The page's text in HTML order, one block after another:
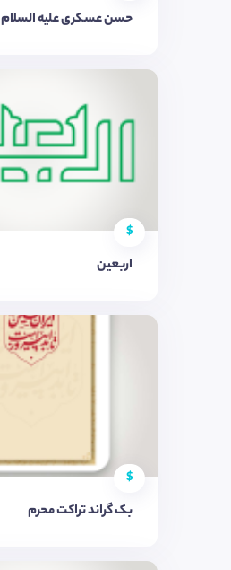
حسن عسکری علیه السلام
$
اربعین
$
بک گراند تراکت محرم